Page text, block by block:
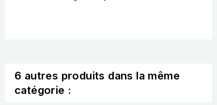
6 autres produits dans la même
catégorie :